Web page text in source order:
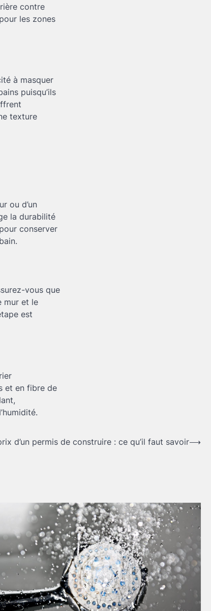
contre
les zones
à masquer
puisqu’ils
texture
ou d’un
la durabilité
conserver
vous que
mur et le
est
et en fibre de
d’un permis de construire : ce qu’il faut savoir⟶